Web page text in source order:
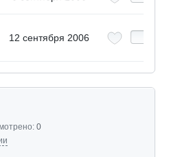
12 сентября 2006
0